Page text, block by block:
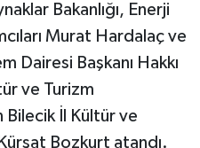
Bakanlığı, Enerji
Murat Hardalaç ve
Dairesi Başkanı Hakkı
ve Turizm
Bilecik İl Kültür ve
Bozkurt atandı.